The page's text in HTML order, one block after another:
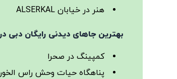
هنر در خیابان ALSERKAL
بهترین جاهای دیدنی رایگان دبی
کمپینگ در صحرا
پناهگاه حیات وحش راس الخور